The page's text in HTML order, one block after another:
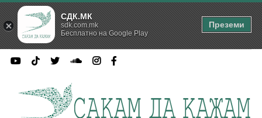
СДК.МК
sdk.com.mk
Бесплатно на Google Play
Преземи